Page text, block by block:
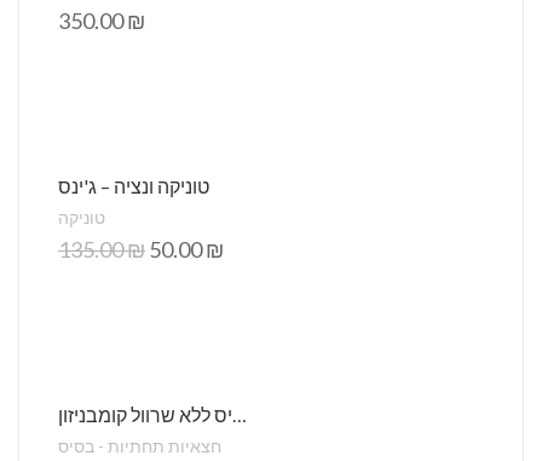
350.00₪
טוניקה ונציה – ג'ינס
טוניקה
135.00₪50.00₪
שמלת בסיס ללא שרוול קומבניזון
חצאיות תחתיות - בסיס